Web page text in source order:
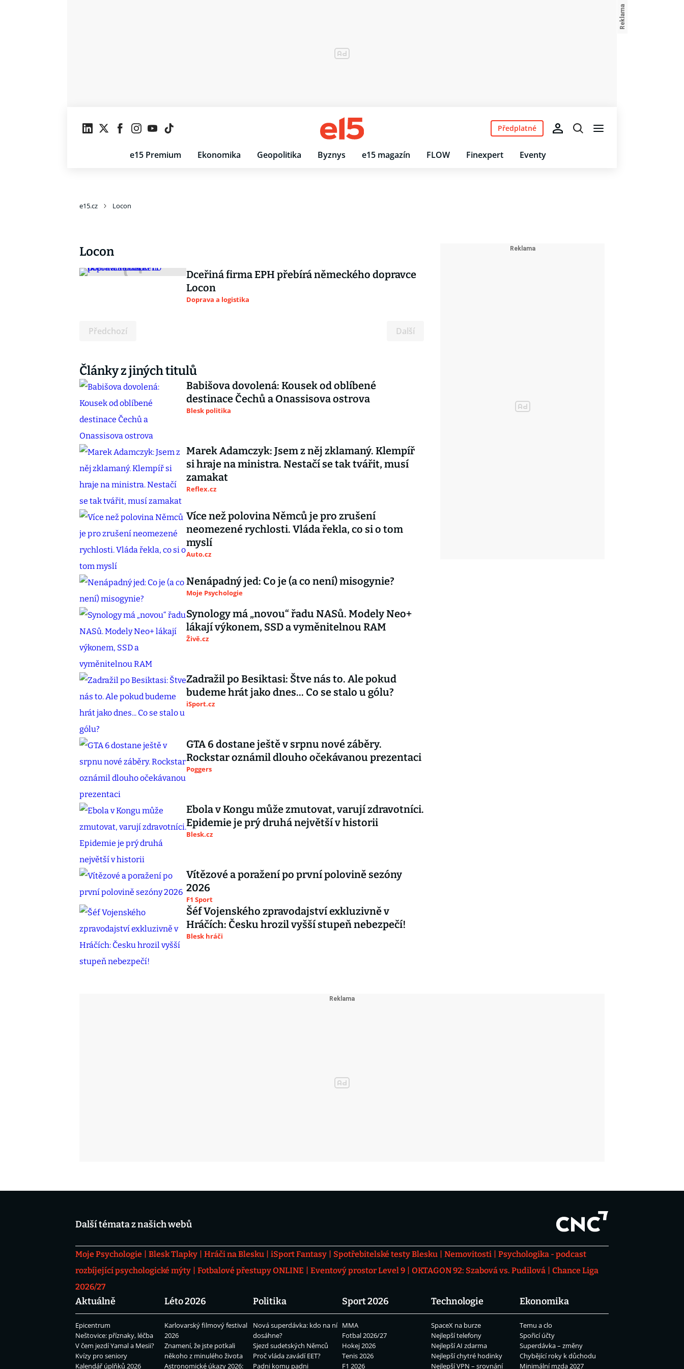
e15 Premium Ekonomika Geopolitika Byznys e15 magazín FLOW Finexpert Eventy
Předplatné
e15.cz Locon
Locon
Dceřiná firma EPH přebírá německého dopravce
Locon
Doprava a logistika
Předchozí Další
Články z jiných titulů
Babišova dovolená: Kousek od oblíbené
destinace Čechů a Onassisova ostrova
Blesk politika
Marek Adamczyk: Jsem z něj zklamaný. Klempíř
si hraje na ministra. Nestačí se tak tvářit, musí
zamakat
Reflex.cz
Více než polovina Němců je pro zrušení
neomezené rychlosti. Vláda řekla, co si o tom
myslí
Auto.cz
Nenápadný jed: Co je (a co není) misogynie?
Moje Psychologie
Synology má „novou“ řadu NASů. Modely Neo+
lákají výkonem, SSD a vyměnitelnou RAM
Živě.cz
Zadražil po Besiktasi: Štve nás to. Ale pokud
budeme hrát jako dnes... Co se stalo u gólu?
iSport.cz
GTA 6 dostane ještě v srpnu nové záběry.
Rockstar oznámil dlouho očekávanou prezentaci
Poggers
Ebola v Kongu může zmutovat, varují zdravotníci.
Epidemie je prý druhá největší v historii
Blesk.cz
Vítězové a poražení po první polovině sezóny
2026
F1 Sport
Šéf Vojenského zpravodajství exkluzivně v
Hráčích: Česku hrozil vyšší stupeň nebezpečí!
Blesk hráči
Další témata z našich webů
Moje Psychologie Blesk Tlapky Hráči na Blesku iSport Fantasy Spotřebitelské testy Blesku Nemovitosti
Psychologika - podcast
rozbíjející psychologické mýty
Fotbalové přestupy ONLINE Eventový prostor Level 9 OKTAGON 92: Szabová vs. Pudilová
Chance Liga
2026/27
Aktuálně
Epicentrum
Neštovice: příznaky, léčba
V čem jezdí Yamal a Mesii?
Kvízy pro seniory
Kalendář úplňků 2026
Léto 2026
Karlovarský filmový festival
2026
Znamení, že jste potkali
někoho z minulého života
Astronomické úkazy 2026:
Politika
Nová superdávka: kdo na ní
dosáhne?
Sjezd sudetských Němců
Proč vláda zavádí EET?
Padni komu padni
Sport 2026
MMA
Fotbal 2026/27
Hokej 2026
Tenis 2026
F1 2026
Technologie
SpaceX na burze
Nejlepší telefony
Nejlepší AI zdarma
Nejlepší chytré hodinky
Nejlepší VPN – srovnání
Ekonomika
Temu a clo
Spořicí účty
Superdávka – změny
Chybějící roky k důchodu
Minimální mzda 2027